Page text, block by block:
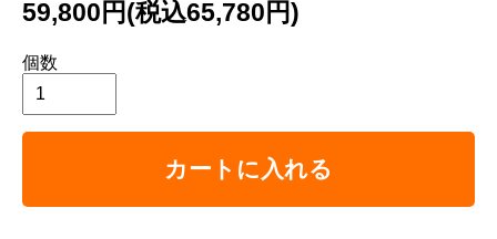
59,800円(税込65,780円)
個数
カートに入れる